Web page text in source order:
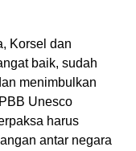
Korsel dan
baik, sudah
menimbulkan
Unesco
harus
antar negara